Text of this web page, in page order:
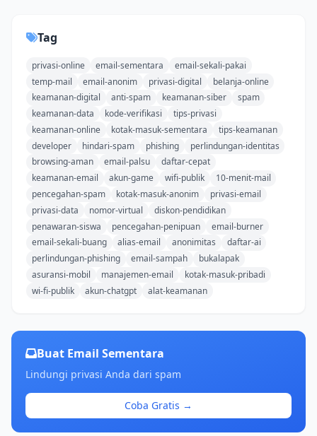
Tag
privasi-online email-sementara
email-sekali-pakai
temp-mail
email-anonim privasi-digital
belanja-online
keamanan-digital
anti-spam keamanan-siber
spam
keamanan-data
kode-verifikasi
tips-privasi
keamanan-online
kotak-masuk-sementara
tips-keamanan
developer
hindari-spam phishing
perlindungan-identitas
browsing-aman
email-palsu
daftar-cepat
keamanan-email
akun-game wifi-publik
10-menit-mail
pencegahan-spam
kotak-masuk-anonim
privasi-email
privasi-data
nomor-virtual
diskon-pendidikan
penawaran-siswa
pencegahan-penipuan
email-burner
email-sekali-buang
alias-email anonimitas
daftar-ai
perlindungan-phishing
email-sampah
bukalapak
asuransi-mobil
manajemen-email
kotak-masuk-pribadi
wi-fi-publik
akun-chatgpt alat-keamanan
Buat Email Sementara
Lindungi privasi Anda dari spam
Coba Gratis →